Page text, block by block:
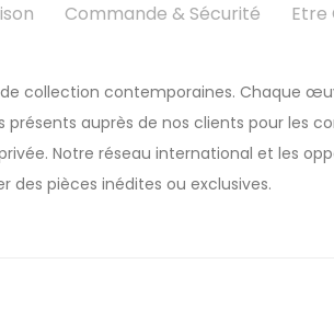
Commande & Sécurité Etre
collection contemporaines. Chaque
auprès de nos clients pour les
Notre réseau international et les
des pièces inédites ou exclusives.